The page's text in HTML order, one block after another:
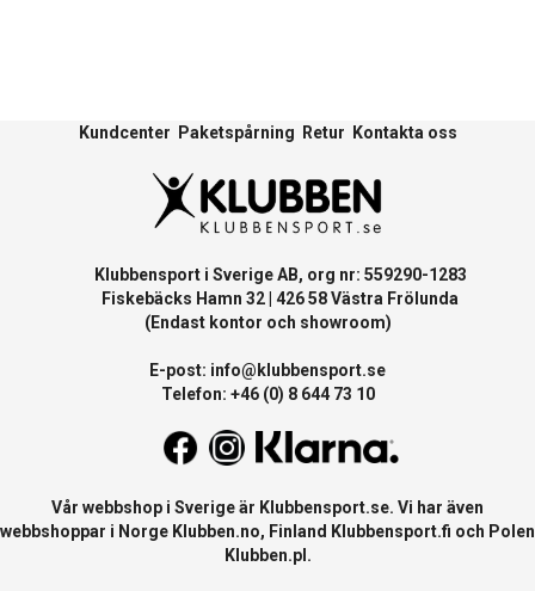
Kundcenter Paketspårning Retur Kontakta oss
Klubbensport i Sverige AB, org nr: 559290-1283
Fiskebäcks Hamn 32 | 426 58 Västra Frölunda
(Endast kontor och showroom)
E-post: info@klubbensport.se
Telefon: +46 (0) 8 644 73 10
Vår webbshop i Sverige är Klubbensport.se. Vi har även
webbshoppar i Norge Klubben.no, Finland Klubbensport.fi och Polen
Klubben.pl .